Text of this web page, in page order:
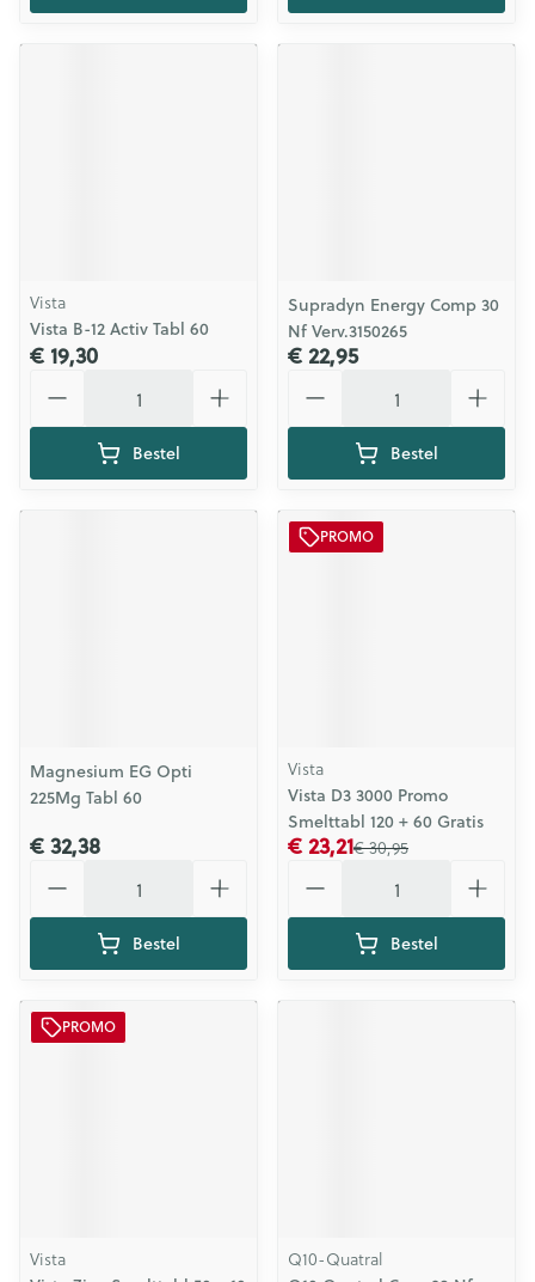
Vista
Vista B-12 Activ Tabl 60
€ 19,30
Bestel
Supradyn Energy Comp 30
Nf Verv.3150265
€ 22,95
Bestel
Magnesium EG Opti
225Mg Tabl 60
€ 32,38
Bestel
PROMO
Vista
Vista D3 3000 Promo
Smelttabl 120 + 60 Gratis
€ 30,95
€ 23,21
Bestel
PROMO
Vista Q10-Quatral